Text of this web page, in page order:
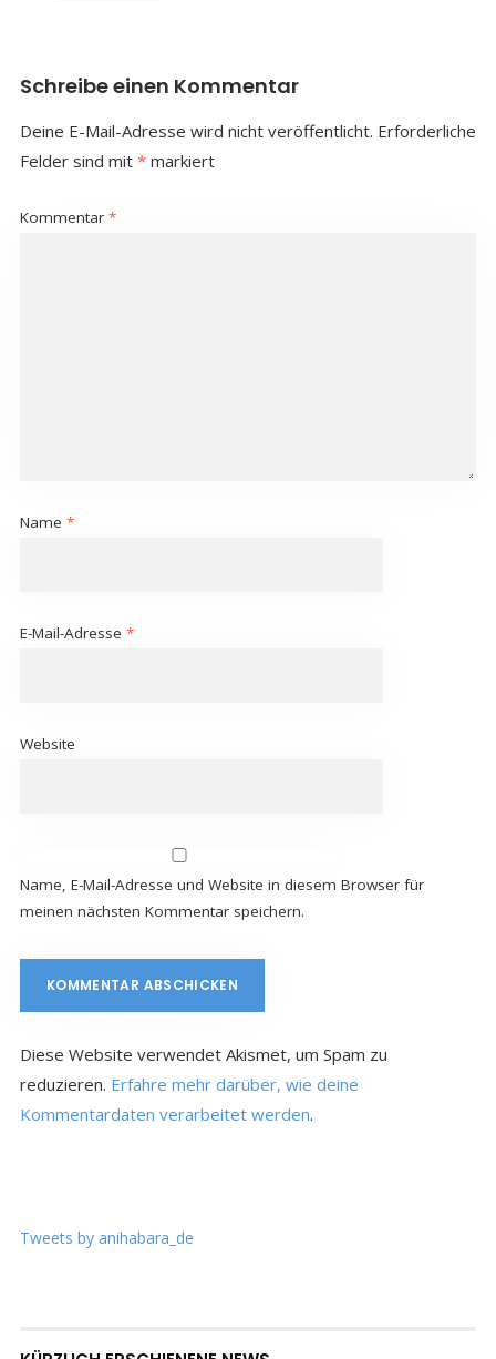
Schreibe einen Kommentar
Deine E-Mail-Adresse wird nicht veröffentlicht. Erforderliche
Felder sind mit *markiert
Kommentar *
Name *
E-Mail-Adresse *
Website
Name, E-Mail-Adresse und Website in diesem Browser für
meinen nächsten Kommentar speichern.
Diese Website verwendet Akismet, um Spam zu
reduzieren. Erfahre mehr darüber, wie deine
Kommentardaten verarbeitet werden.
Tweets by anihabara_de